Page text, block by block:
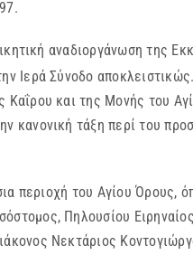
αναδιοργάνωση της
Ιερά Σύνοδο
Καΐρου και της Μονής του
κανονική τάξη περί του
περιοχή του Αγίου Όρους,
Πηλουσίου
Νεκτάριος